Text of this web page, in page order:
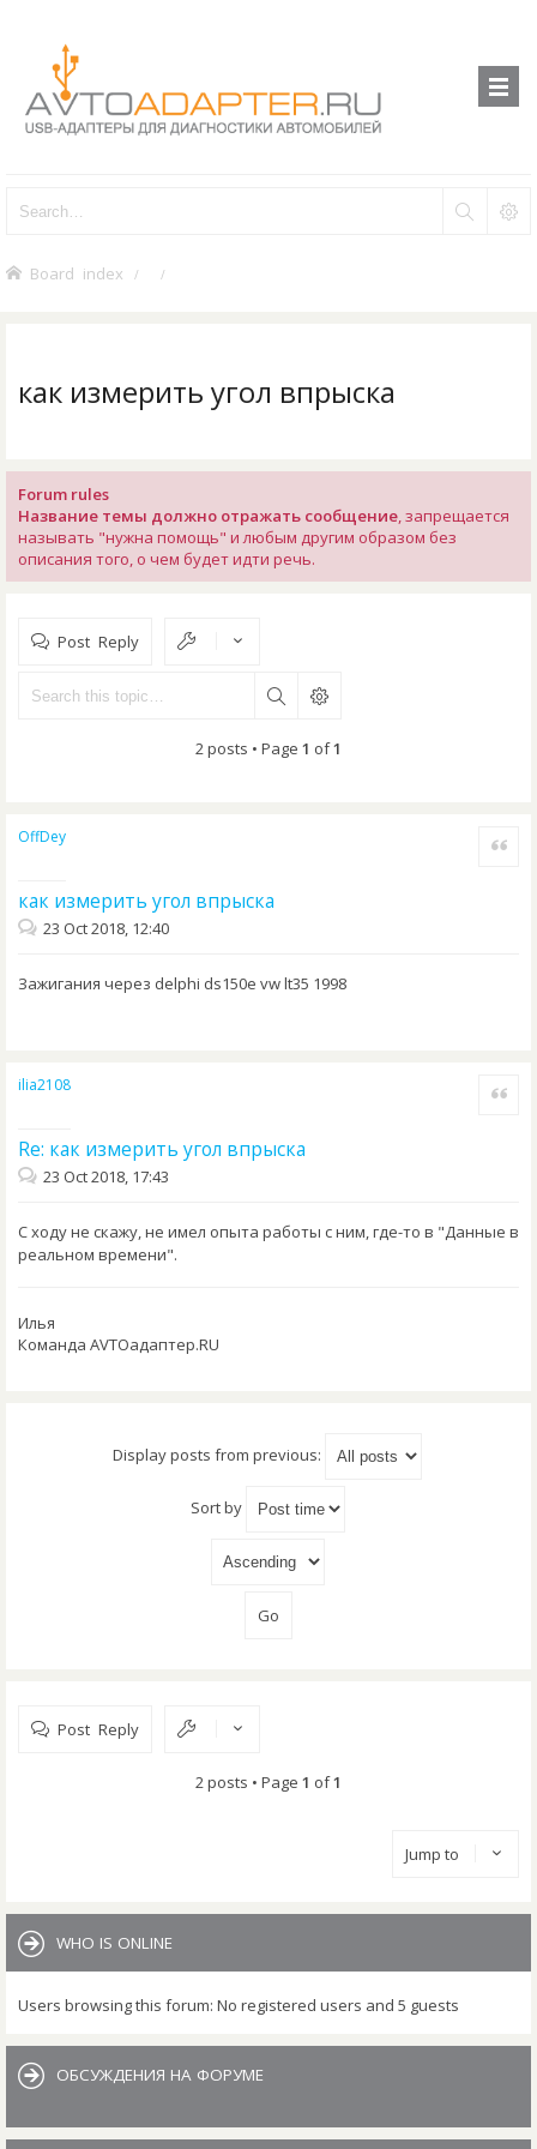
Board index
как измерить угол впрыска
Forum rules
Название темы должно отражать сообщение, запрещается
называть "нужна помощь" и любым другим образом без
описания того, о чем будет идти речь.
Post Reply
2 posts • Page 1 of1
OffDey
как измерить угол впрыска
Quote
23 Oct 2018, 12:40
Зажигания через delphi ds150e vw lt35 1998
ilia2108
Re: как измерить угол впрыска
Quote
23 Oct 2018, 17:43
С ходу не скажу, не имел опыта работы с ним, где-то в "Данные в
реальном времени".
Илья
Команда AVTOадаптер.RU
Display posts from previous:
Sort by
Post Reply
2 posts • Page 1 of1
Jump to
WHO IS ONLINE
Users browsing this forum: No registered users and 5 guests
ОБСУЖДЕНИЯ НА ФОРУМЕ